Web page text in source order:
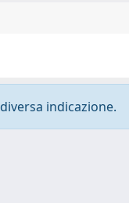
indicazione.